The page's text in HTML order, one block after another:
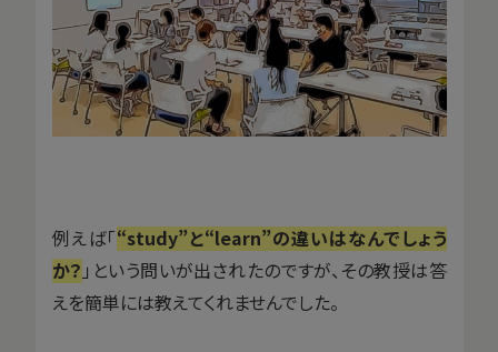
例えば「“study”と“learn”の違いはなんでしょう
か？ 」という問いが出されたのですが、その教授は答
えを簡単には教えてくれませんでした。